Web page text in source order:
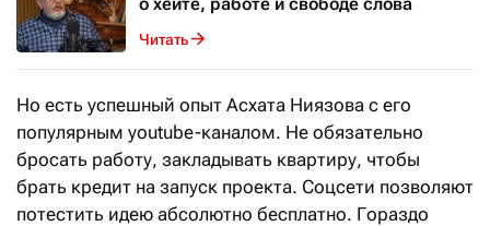
Читать
Но есть успешный опыт Асхата Ниязова с его
популярным youtube-каналом. Не обязательно
бросать работу, закладывать квартиру, чтобы
брать кредит на запуск проекта. Соцсети позволяют
потестить идею абсолютно бесплатно. Гораздо